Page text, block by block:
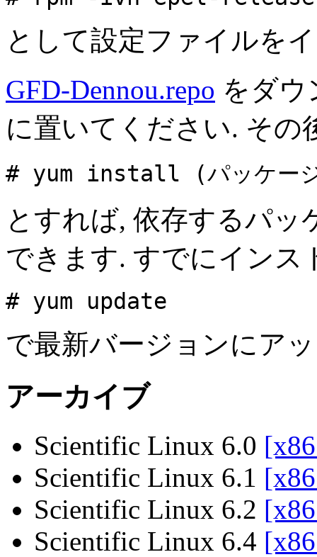
として設定ファイルを
GFD-Dennou.repo をダウ
に置いてください. その
# yum install (パッケー
とすれば, 依存するパ
できます. すでにインス
# yum update
で最新バージョンにア
アーカイブ
Scientific Linux 6.0
Scientific Linux 6.1
Scientific Linux 6.2
Scientific Linux 6.4